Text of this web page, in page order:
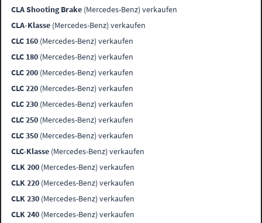
CLA Shooting Brake (Mercedes-Benz) verkaufen
CLA-Klasse (Mercedes-Benz) verkaufen
CLC 160 (Mercedes-Benz) verkaufen
CLC 180 (Mercedes-Benz) verkaufen
CLC 200 (Mercedes-Benz) verkaufen
CLC 220 (Mercedes-Benz) verkaufen
CLC 230 (Mercedes-Benz) verkaufen
CLC 250 (Mercedes-Benz) verkaufen
CLC 350 (Mercedes-Benz) verkaufen
CLC-Klasse (Mercedes-Benz) verkaufen
CLK 200 (Mercedes-Benz) verkaufen
CLK 220 (Mercedes-Benz) verkaufen
CLK 230 (Mercedes-Benz) verkaufen
CLK 240 (Mercedes-Benz) verkaufen